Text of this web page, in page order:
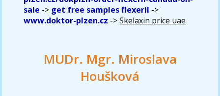
sale -> get free samples flexeril ->
www.doktor-plzen.cz ->Skelaxin price uae
MUDr. Mgr. Miroslava
Houšková